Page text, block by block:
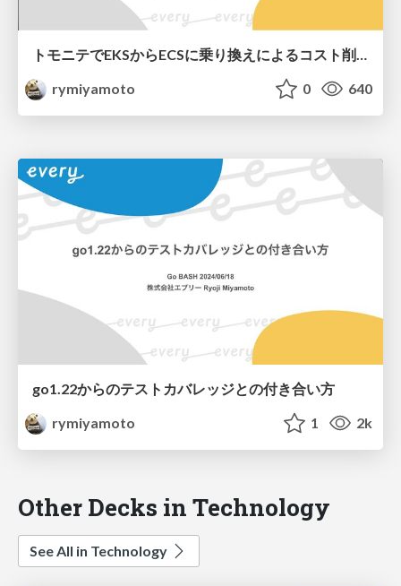
トモニテでEKSからECSに乗り換えによるコスト削減
rymiyamoto
0 640
go1.22からのテストカバレッジとの付き合い方
rymiyamoto
1 2k
Other Decks in Technology
See All in Technology